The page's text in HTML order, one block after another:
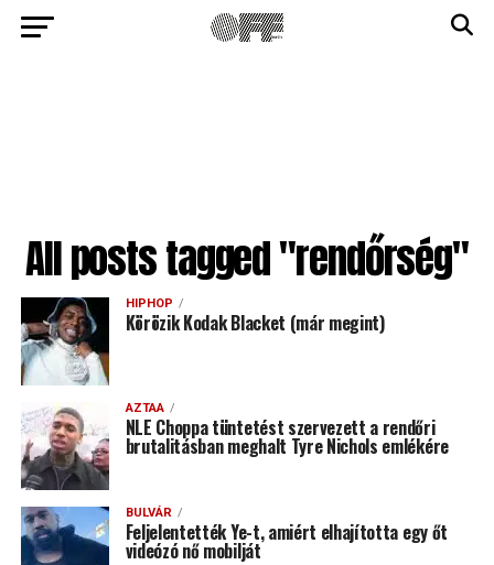
All posts tagged "rendőrség"
HIPHOP
Körözik Kodak Blacket (már megint)
AZTAA
NLE Choppa tüntetést szervezett a rendőri
brutalitásban meghalt Tyre Nichols emlékére
BULVÁR
Feljelentették Ye-t, amiért elhajította egy őt
videózó nő mobilját